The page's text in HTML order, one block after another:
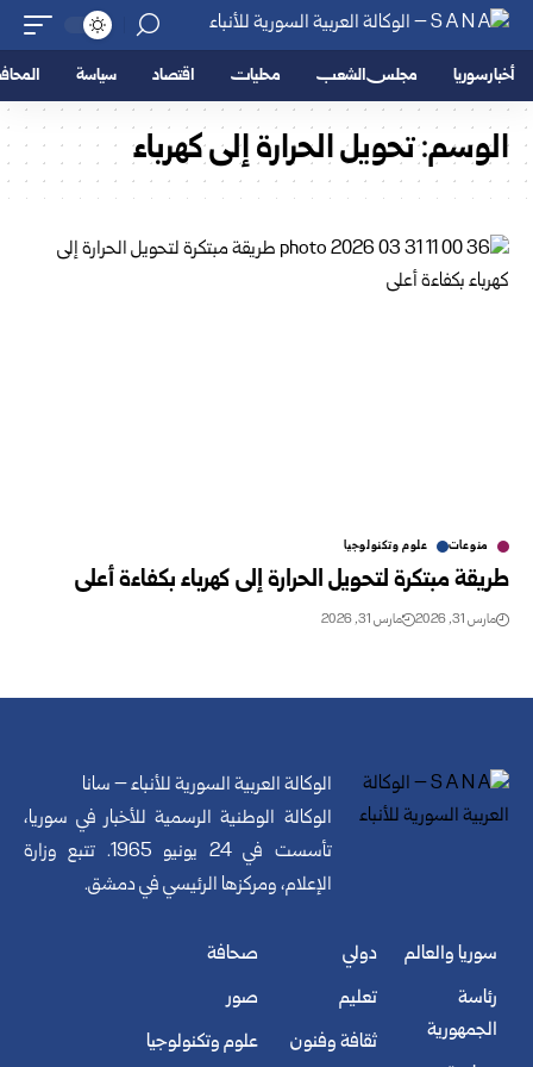
أخبار سوريا مجلس الشعب محليات اقتصاد سياسة
الوسم:تحويل الحرارة إلى كهرباء
منوعات علوم وتكنولوجيا
طريقة مبتكرة لتحويل الحرارة إلى كهرباء بكفاءة أعلى
مارس 31, 2026 مارس 31, 2026
الوكالة العربية السورية للأنباء – سانا
الوكالة الوطنية الرسمية للأخبار في سوريا،
تأسست في 24 يونيو 1965. تتبع وزارة
الإعلام، ومركزها الرئيسي في دمشق.
سوريا والعالم
رئاسة
الجمهورية
دولي
تعليم
ثقافة وفنون
صحافة
صور
علوم وتكنولوجيا